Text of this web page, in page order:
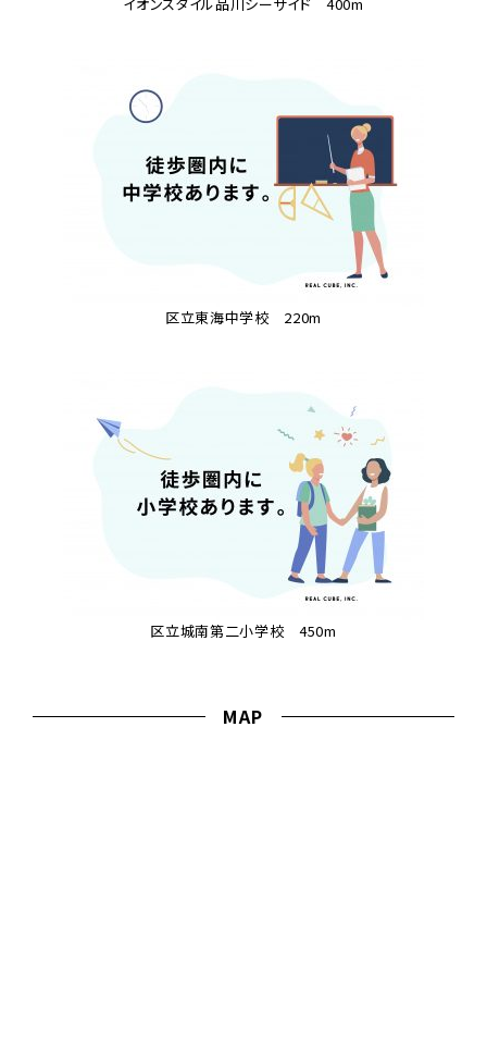
区立東海中学校 220m
区立城南第二小学校 450m
MAP